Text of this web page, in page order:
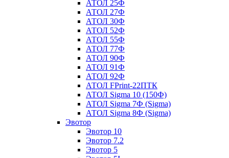
АТОЛ 25Ф
АТОЛ 27Ф
АТОЛ 30Ф
АТОЛ 52Ф
АТОЛ 55Ф
АТОЛ 77Ф
АТОЛ 90Ф
АТОЛ 91Ф
АТОЛ 92Ф
АТОЛ FPrint-22ПТК
АТОЛ Sigma 10 (150Ф)
АТОЛ Sigma 7Ф (Sigma)
АТОЛ Sigma 8Ф (Sigma)
Эвотор
Эвотор 10
Эвотор 7.2
Эвотор 5